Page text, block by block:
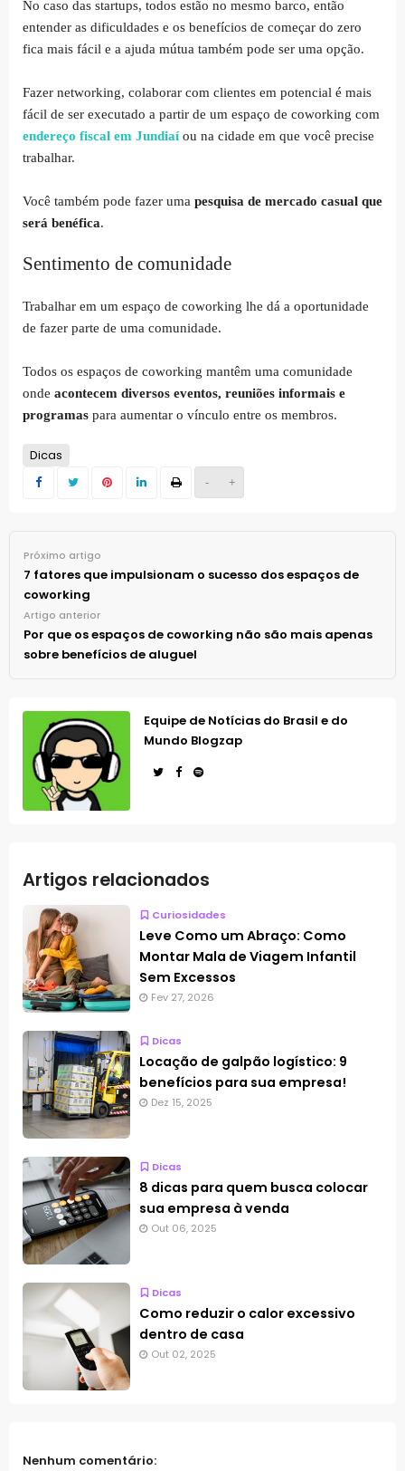
- +
No caso das startups, todos estão no mesmo barco, então
entender as dificuldades e os benefícios de começar do zero
fica mais fácil e a ajuda mútua também pode ser uma opção.
Fazer networking, colaborar com clientes em potencial é mais
fácil de ser executado a partir de um espaço de coworking com
endereço fiscal em Jundiaíou na cidade em que você precise
trabalhar.
Você também pode fazer uma pesquisa de mercado casual que
será benéfica.
Sentimento de comunidade
Trabalhar em um espaço de coworking lhe dá a oportunidade
de fazer parte de uma comunidade.
Todos os espaços de coworking mantêm uma comunidade
onde acontecem diversos eventos, reuniões informais e
programas para aumentar o vínculo entre os membros.
Dicas
Próximo artigo
7 fatores que impulsionam o sucesso dos espaços de
coworking
Artigo anterior
Por que os espaços de coworking não são mais apenas
sobre benefícios de aluguel
Equipe de Notícias do Brasil e do
Mundo Blogzap
Artigos relacionados
Curiosidades
Leve Como um Abraço: Como
Montar Mala de Viagem Infantil
Sem Excessos
Fev 27, 2026
Dicas
Locação de galpão logístico: 9
benefícios para sua empresa!
Dez 15, 2025
Dicas
8 dicas para quem busca colocar
sua empresa à venda
Out 06, 2025
Dicas
Como reduzir o calor excessivo
dentro de casa
Out 02, 2025
Nenhum comentário: